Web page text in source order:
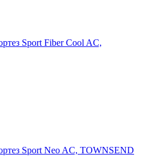
Sport Fiber Cool AC,
Sport Neo AC, TOWNSEND